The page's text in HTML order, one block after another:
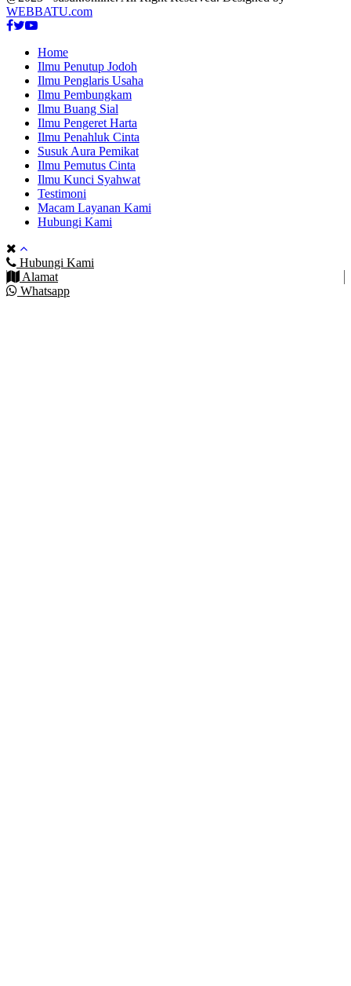
WEBBATU.com
Facebook
Twitter
Youtube
Home
Ilmu Penutup Jodoh
Ilmu Penglaris Usaha
Ilmu Pembungkam
Ilmu Buang Sial
Ilmu Pengeret Harta
Ilmu Penahluk Cinta
Susuk Aura Pemikat
Ilmu Pemutus Cinta
Ilmu Kunci Syahwat
Testimoni
Macam Layanan Kami
Hubungi Kami
Hubungi Kami
Alamat
Whatsapp